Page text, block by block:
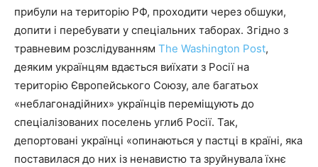
прибули на територію РФ, проходити через обшуки,
допити і перебувати у спеціальних таборах. Згідно з
травневим розслідуванням The Washington Post,
деяким українцям вдається виїхати з Росії на
територію Європейського Союзу, але багатьох
«неблагонадійних» українців переміщують до
спеціалізованих поселень углиб Росії. Так,
депортовані українці «опинаються у пастці в країні, яка
поставилася до них із ненавистю та зруйнувала їхнє